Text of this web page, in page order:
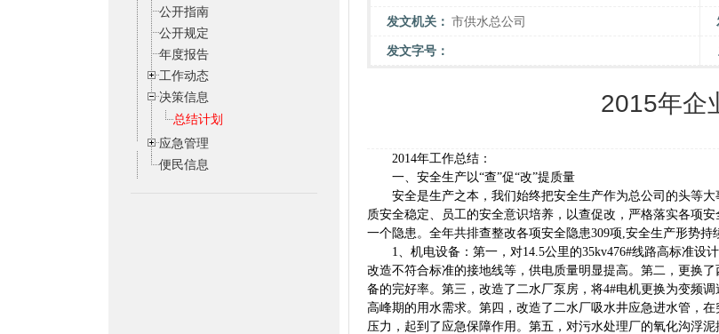
公开指南
公开规定
年度报告
工作动态
决策信息
总结计划
应急管理
便民信息
发文机关： 市供水总公司
发文字号：
2015年企
2014年工作总结：
一、安全生产以“查”促“改”提质量
安全是生产之本，我们始终把安全生产作为总公司的头等大
质安全稳定、员工的安全意识培养，以查促改，严格落实各项
一个隐患。全年共排查整改各项安全隐患309项,安全生产形势持
1、机电设备：第一，对14.5公里的35kv476#线路高标准设
改造不符合标准的接地线等，供电质量明显提高。第二，更换
备的完好率。第三，改造了二水厂泵房，将4#电机更换为变频
高峰期的用水需求。第四，改造了二水厂吸水井应急进水管，
压力，起到了应急保障作用。第五，对污水处理厂的氧化沟浮